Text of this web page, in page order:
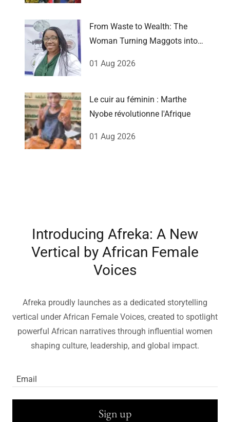
From Waste to Wealth: The
Woman Turning Maggots into
01 Aug 2026
Le cuir au féminin : Marthe
Nyobe révolutionne l'Afrique
01 Aug 2026
Introducing Afreka: A New
Vertical by African Female
Voices
Afreka proudly launches as a dedicated storytelling
vertical under African Female Voices, created to spotlight
powerful African narratives through influential women
shaping culture, leadership, and global impact.
Email
Sign up